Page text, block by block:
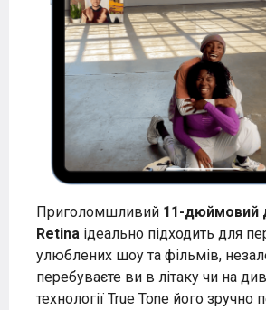
Приголомшливий 11-дюймовий
Retina ідеально підходить для
улюблених шоу та фільмів,
перебуваєте ви в літаку чи на
технології True Tone його зручно